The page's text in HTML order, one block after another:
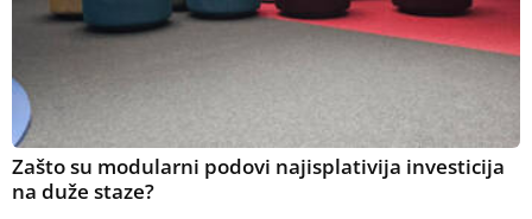
Zašto su modularni podovi najisplativija investicija
na duže staze?